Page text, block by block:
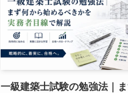
一級建築士試験の勉強法｜